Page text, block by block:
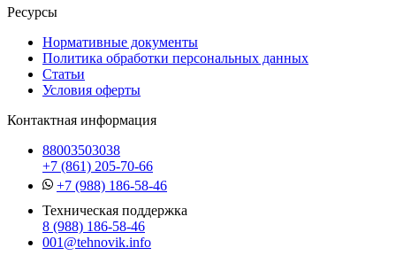
Ресурсы
Нормативные документы
Политика обработки персональных данных
Статьи
Условия оферты
Контактная информация
88003503038
+7 (861) 205-70-66
+7 (988) 186-58-46
Техническая поддержка
8 (988) 186-58-46
001@tehnovik.info